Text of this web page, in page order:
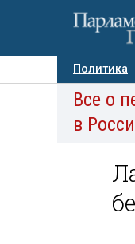
Политика
Авторы
Все о
в